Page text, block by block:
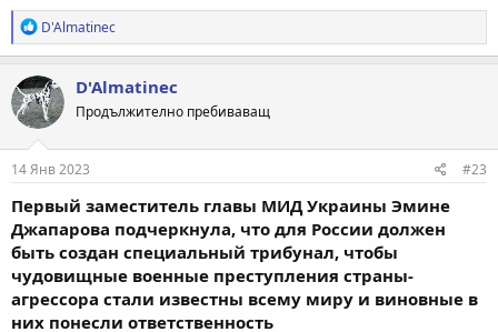
Р
е
а
к
ц
и
и
:
D'Almatinec
D'Almatinec
Продължително пребиваващ
14 Янв 2023 #23
Первый заместитель главы МИД Украины Эмине
Джапарова подчеркнула, что для России должен
быть создан специальный трибунал, чтобы
чудовищные военные преступления страны-
агрессора стали известны всему миру и виновные в
них понесли ответственность